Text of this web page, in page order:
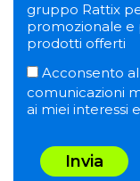
gruppo Rattix
promozionale e
prodotti offerti
Acconsento
comunicazioni
ai miei interessi
Invia